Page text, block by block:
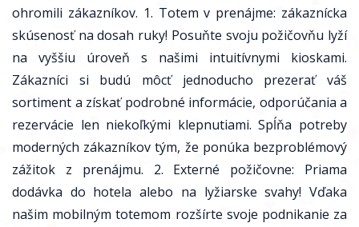
ohromili zákazníkov. 1. Totem v prenájme: zákaznícka
skúsenosť na dosah ruky! Posuňte svoju požičovňu lyží
na vyššiu úroveň s našimi intuitívnymi kioskami.
Zákazníci si budú môcť jednoducho prezerať váš
sortiment a získať podrobné informácie, odporúčania a
rezervácie len niekoľkými klepnutiami. Spĺňa potreby
moderných zákazníkov tým, že ponúka bezproblémový
zážitok z prenájmu. 2. Externé požičovne: Priama
dodávka do hotela alebo na lyžiarske svahy! Vďaka
našim mobilným totemom rozšírte svoje podnikanie za